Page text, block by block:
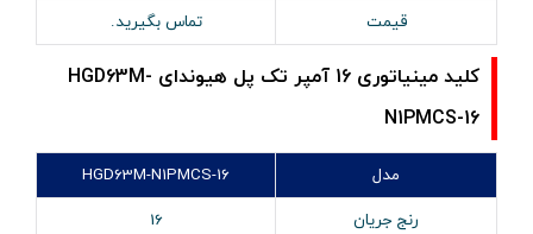
قیمت
تماس بگیرید.
کلید مینیاتوری 16 آمپر تک پل هیوندای HGD63M-
N1PMCS-16
مدل
HGD63M-N1PMCS-16
رنج جریان
16